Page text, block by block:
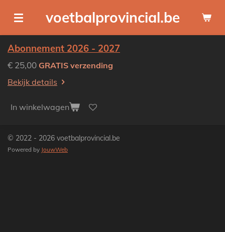
direct
naar
de
hoofdinhoud
voetbalprovincial.be
Abonnement 2026 - 2027
€ 25,00 GRATIS verzending
Bekijk details
In winkelwagen
© 2022 - 2026 voetbalprovincial.be
Powered by JouwWeb